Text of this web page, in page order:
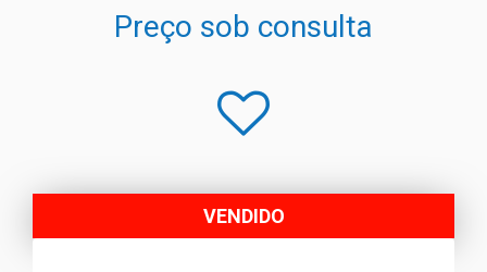
Preço sob consulta
VENDIDO